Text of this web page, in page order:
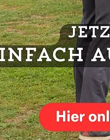
Golf-Club Oberneuland
den dritten Platz, der den
eine geschlossene
mit85 Schlägen(+13).
mit dem GC Oberneuland,